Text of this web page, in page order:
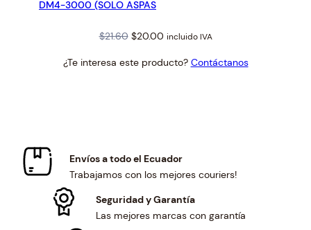
DM4-3000 (SOLO ASPAS
$21.60 Original
was:
$20.00Current
is:
incluido IVA
¿Te interesa este producto? Contáctanos
Envíos a todo el Ecuador
Trabajamos con los mejores couriers!
Seguridad y Garantía
Las mejores marcas con garantía